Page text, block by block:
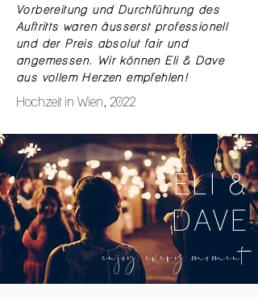
Vorbereitung und Durchführung des
Auftritts waren äusserst professionell
und der Preis absolut fair und
angemessen. Wir können Eli & Dave
aus vollem Herzen empfehlen!
Hochzeit in Wien, 2022
ELI &
DAVE
enjoy every moment